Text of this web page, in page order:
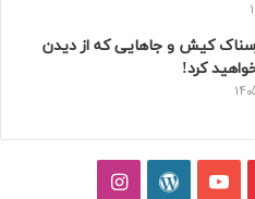
کیش و جاهایی که از دیدن
کرد!
یوتیوبوردپرساینستاگرام